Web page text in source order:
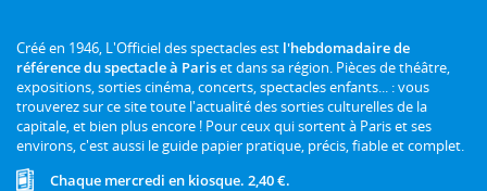
Créé en 1946, L'Officiel des spectacles est l'hebdomadaire de
référence du spectacle à Pariset dans sa région. Pièces de théâtre,
expositions, sorties cinéma, concerts, spectacles enfants... : vous
trouverez sur ce site toute l'actualité des sorties culturelles de la
capitale, et bien plus encore ! Pour ceux qui sortent à Paris et ses
environs, c'est aussi le guide papier pratique, précis, fiable et complet.
Chaque mercredi en kiosque. 2,40 €.